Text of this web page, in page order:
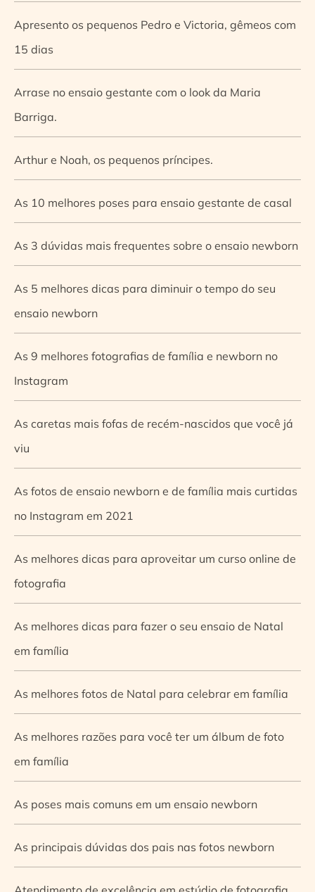
Apresento os pequenos Pedro e Victoria, gêmeos com
15 dias
Arrase no ensaio gestante com o look da Maria
Barriga.
Arthur e Noah, os pequenos príncipes.
As 10 melhores poses para ensaio gestante de casal
As 3 dúvidas mais frequentes sobre o ensaio newborn
As 5 melhores dicas para diminuir o tempo do seu
ensaio newborn
As 9 melhores fotografias de família e newborn no
Instagram
As caretas mais fofas de recém-nascidos que você já
viu
As fotos de ensaio newborn e de família mais curtidas
no Instagram em 2021
As melhores dicas para aproveitar um curso online de
fotografia
As melhores dicas para fazer o seu ensaio de Natal
em família
As melhores fotos de Natal para celebrar em família
As melhores razões para você ter um álbum de foto
em família
As poses mais comuns em um ensaio newborn
As principais dúvidas dos pais nas fotos newborn